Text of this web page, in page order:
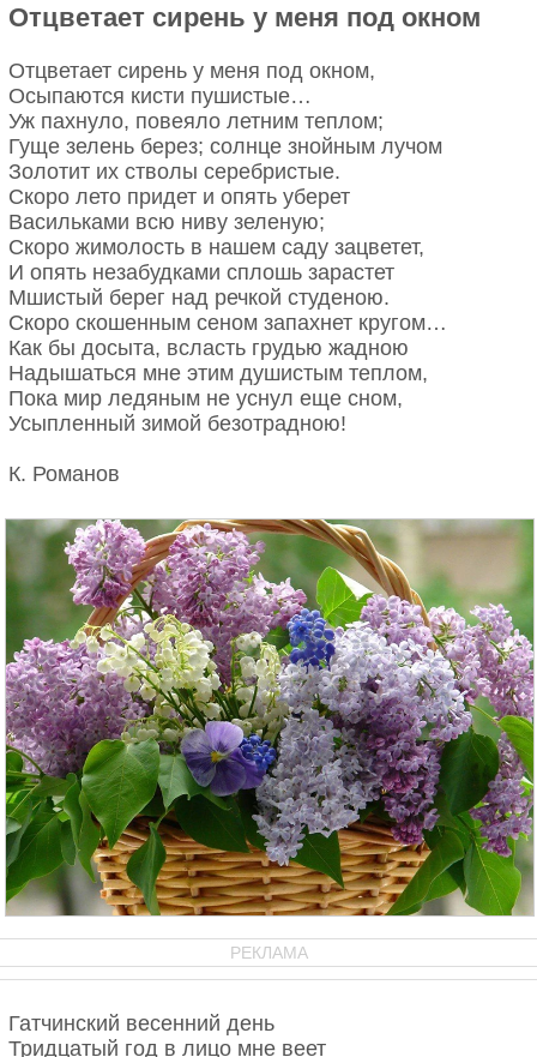
Отцветает сирень у меня под окном
Отцветает сирень у меня под окном,
Осыпаются кисти пушистые…
Уж пахнуло, повеяло летним теплом;
Гуще зелень берез; солнце знойным лучом
Золотит их стволы серебристые.
Скоро лето придет и опять уберет
Васильками всю ниву зеленую;
Скоро жимолость в нашем саду зацветет,
И опять незабудками сплошь зарастет
Мшистый берег над речкой студеною.
Скоро скошенным сеном запахнет кругом…
Как бы досыта, всласть грудью жадною
Надышаться мне этим душистым теплом,
Пока мир ледяным не уснул еще сном,
Усыпленный зимой безотрадною!
К. Романов
РЕКЛАМА
Гатчинский весенний день
Тридцатый год в лицо мне веет